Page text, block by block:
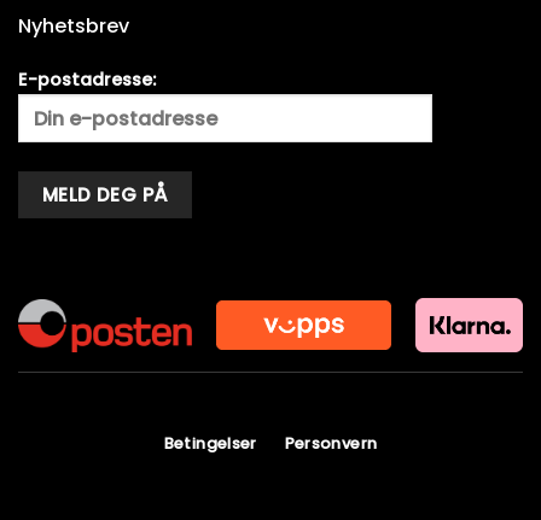
Nyhetsbrev
E-postadresse:
Betingelser Personvern